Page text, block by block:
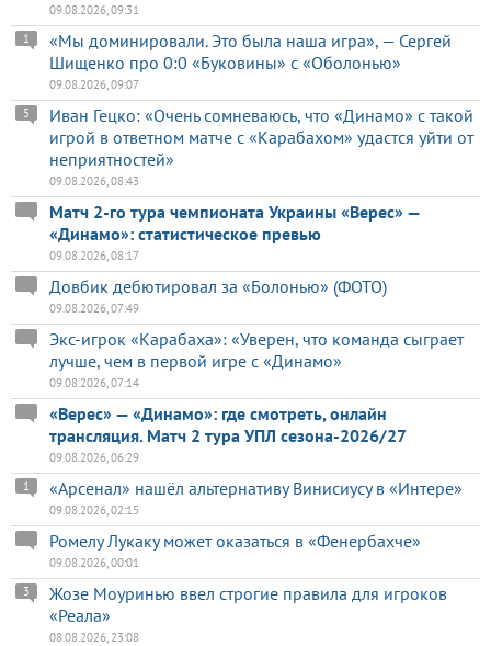
09.08.2026, 09:31
«Мы доминировали. Это была наша игра», — Сергей
Шищенко про 0:0 «Буковины» с «Оболонью»
1
09.08.2026, 09:07
Иван Гецко: «Очень сомневаюсь, что «Динамо» с такой
игрой в ответном матче с «Карабахом» удастся уйти от
неприятностей»
5
09.08.2026, 08:43
Матч 2-го тура чемпионата Украины «Верес» —
«Динамо»: статистическое превью
09.08.2026, 08:17
Довбик дебютировал за «Болонью» (ФОТО)
09.08.2026, 07:49
Экс-игрок «Карабаха»: «Уверен, что команда сыграет
лучше, чем в первой игре с «Динамо»
09.08.2026, 07:14
«Верес» — «Динамо»: где смотреть, онлайн
трансляция. Матч 2 тура УПЛ сезона-2026/27
09.08.2026, 06:29
«Арсенал» нашёл альтернативу Винисиусу в «Интере»
1
09.08.2026, 02:15
Ромелу Лукаку может оказаться в «Фенербахче»
09.08.2026, 00:01
Жозе Моуринью ввел строгие правила для игроков
«Реала»
3
08.08.2026, 23:08